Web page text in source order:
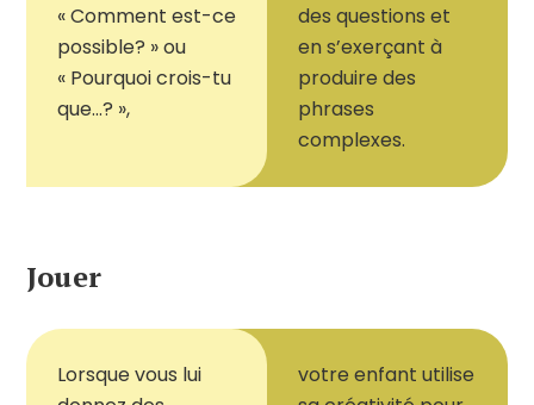
« Comment est-ce
possible? » ou
« Pourquoi crois-tu
que...? »,
des questions et
en s’exerçant à
produire des
phrases
complexes.
Jouer
Lorsque vous lui
votre enfant utilise